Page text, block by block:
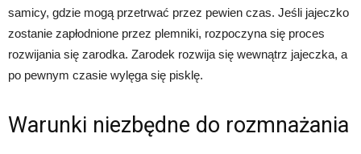
samicy, gdzie mogą przetrwać przez pewien czas. Jeśli jajeczko
zostanie zapłodnione przez plemniki, rozpoczyna się proces
rozwijania się zarodka. Zarodek rozwija się wewnątrz jajeczka, a
po pewnym czasie wylęga się pisklę.
Warunki niezbędne do rozmnażania